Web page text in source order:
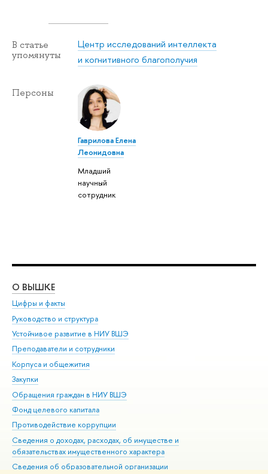
В статье
упомянуты
Центр исследований интеллекта
и когнитивного благополучия
Персоны
Гаврилова Елена
Леонидовна
Младший
научный
сотрудник
О ВЫШКЕ
Цифры и факты
Руководство и структура
Устойчивое развитие в НИУ ВШЭ
Преподаватели и сотрудники
Корпуса и общежития
Закупки
Обращения граждан в НИУ ВШЭ
Фонд целевого капитала
Противодействие коррупции
Сведения о доходах, расходах, об имуществе и
обязательствах имущественного характера
Сведения об образовательной организации